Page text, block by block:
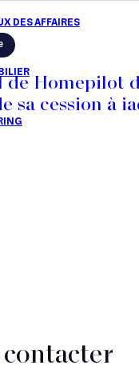
de Homepilot
sa cession à
contacter